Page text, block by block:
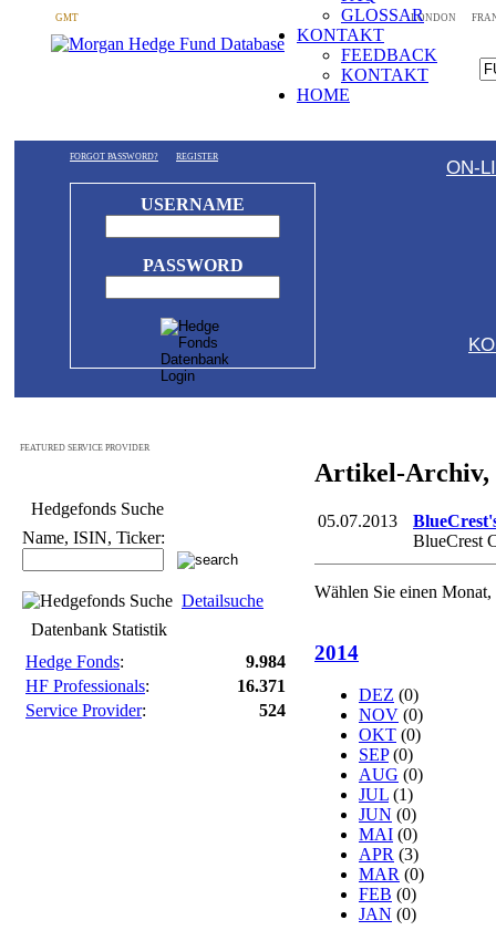
GMT LONDON
GLOSSAR
KONTAKT
FEEDBACK
KONTAKT
HOME
USERNAME
PASSWORD
FORGOT PASSWORD? REGISTER
ON-
FEATURED SERVICE PROVIDER
Hedgefonds Suche
Name, ISIN, Ticker:
Detailsuche
Datenbank Statistik
Hedge Fonds:
9.984
HF Professionals:
16.371
Service Provider: 524
Artikel-Archiv,
05.07.2013
BlueCrest
Wählen Sie einen
2014
DEZ (0)
NOV (0)
OKT (0)
SEP (0)
AUG (0)
JUL (1)
JUN (0)
MAI (0)
APR (3)
MAR (0)
FEB (0)
JAN (0)